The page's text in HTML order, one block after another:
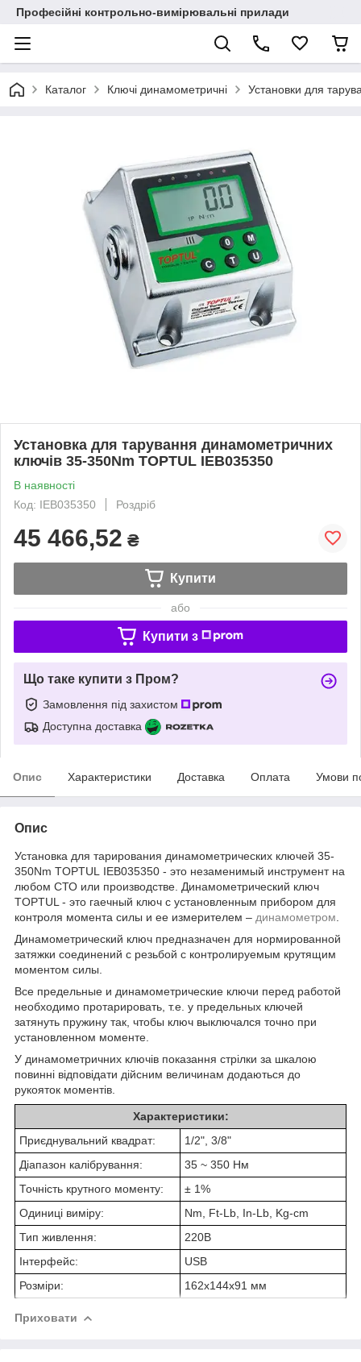
Професійні контрольно-вимірювальні прилади
Каталог Ключі динамометричні Установки для
Установка для тарування динамометричних
ключів 35-350Nm TOPTUL IEB035350
В наявності
Код: IEB035350
Роздріб
45 466,52 ₴
Купити
або
Купити з
Що таке купити з Пром?
Замовлення під захистом
Доступна доставка
Опис Характеристики Доставка Оплата Умови
Опис
Установка для тарирования динамометрических ключей 35-
350Nm TOPTUL IEB035350 - это незаменимый инструмент на
любом СТО или производстве. Динамометрический ключ
TOPTUL - это гаечный ключ с установленным прибором для
контроля момента силы и ее измерителем – динамометром
Динамометрический ключ предназначен для нормированной
затяжки соединений с резьбой с контролируемым крутящим
моментом силы.
Все предельные и динамометрические ключи перед работой
необходимо протарировать, т.е. у предельных ключей
затянуть пружину так, чтобы ключ выключался точно при
установленном моменте.
У динамометричних ключів показання стрілки за шкалою
повинні відповідати дійсним величинам додаються до
рукояток моментів.
Характеристики:
Приєднувальний квадрат:
1/2", 3/8"
Діапазон калібрування:
35 ~ 350 Нм
Точність крутного моменту:
± 1%
Одиниці виміру:
Nm, Ft-Lb, In-Lb, Kg-cm
Тип живлення:
220В
Інтерфейс:
USB
Розміри:
162x144x91 мм
Приховати